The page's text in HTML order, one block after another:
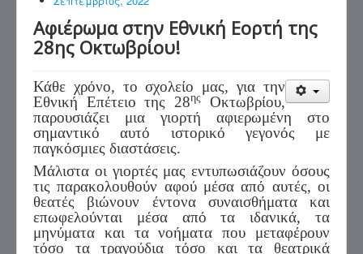
Αφιέρωμα στην Εθνική Εορτή της
28ης Οκτωβρίου!
Κάθε χρόνο, το σχολείο μας, για την
Εθνική Επέτειο της 28ης
Οκτωβρίου,
παρουσιάζει μια γιορτή αφιερωμένη στο
σημαντικό αυτό ιστορικό γεγονός με
παγκόσμιες διαστάσεις.
Μάλιστα οι γιορτές μας εντυπωσιάζουν όσους
τις παρακολουθούν αφού μέσα από αυτές, οι
θεατές βιώνουν έντονα συναισθήματα και
επωφελούνται μέσα από τα ιδανικά, τα
μηνύματα και τα νοήματα που μεταφέρουν
τόσο τα τραγούδια τόσο και τα θεατρικά